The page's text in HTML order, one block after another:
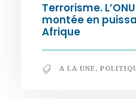
Terrorisme.
montée en
Afrique
A LA UNE,